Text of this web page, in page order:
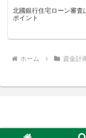
北國銀行住宅ローン審査
ポイント
ホーム 資金計